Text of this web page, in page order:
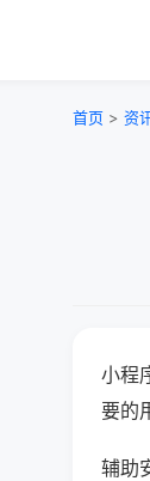
首页 > 资
小程
要的
辅助